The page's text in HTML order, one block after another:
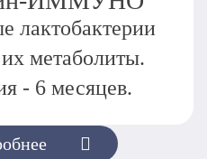
лактобактерии
метаболиты.
- 6 месяцев.